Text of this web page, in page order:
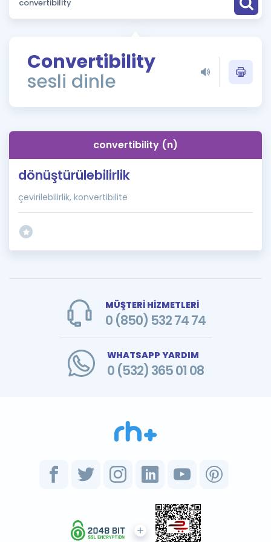
Puan Hesaplama
ÖSYM Sınav Takvimi
Kampanyalar
İngilizce Gramer
Convertibility
sesli dinle
convertibility (n)
dönüştürülebilirlik
çevirilebilirlik, konvertibilite
MÜŞTERİ HİZMETLERİ
0 (850) 532 74 74
WHATSAPP YARDIM
0 (532) 365 01 08